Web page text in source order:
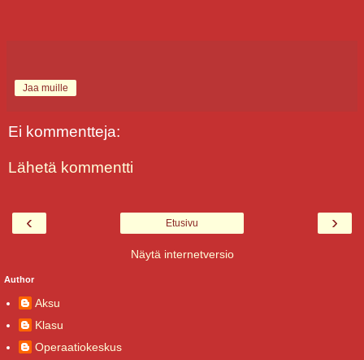
Jaa muille
Ei kommentteja:
Lähetä kommentti
‹ ›
Etusivu
Näytä internetversio
Author
Aksu
Klasu
Operaatiokeskus